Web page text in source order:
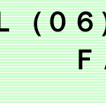
）６
０